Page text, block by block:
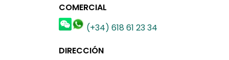
COMERCIAL
(+34) 618 61 23 34
DIRECCIÓN